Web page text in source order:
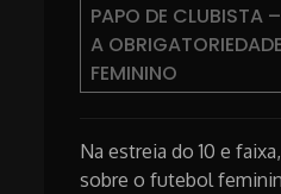
PAPO DE CLUBISTA
A
FEMININO
Na estreia do 10 e
sobre o futebol